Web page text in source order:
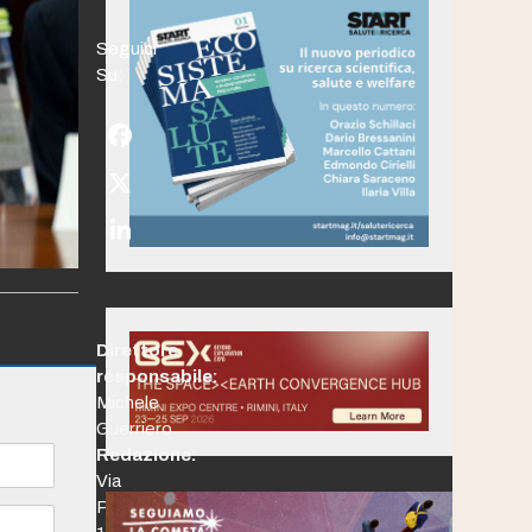
Seguici
Su:
Facebook
Twitter
(deprecated)
LinkedIn
Direttore
responsabile:
Michele
Guerriero
Redazione:
Via
Po,